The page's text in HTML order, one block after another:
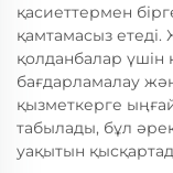
қасиеттермен
қамтамасыз
қолданбалар үшін
бағдарламалау
қызметкерге
табылады, бұл
уақытын